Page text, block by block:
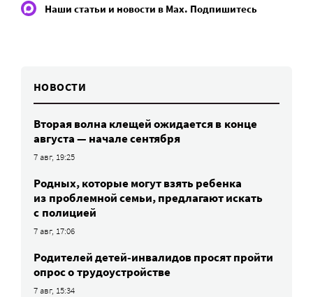
Наши статьи и новости в Max. Подпишитесь
НОВОСТИ
Вторая волна клещей ожидается в конце
августа — начале сентября
7 авг, 19:25
Родных, которые могут взять ребенка
из проблемной семьи, предлагают искать
с полицией
7 авг, 17:06
Родителей детей-инвалидов просят пройти
опрос о трудоустройстве
7 авг, 15:34